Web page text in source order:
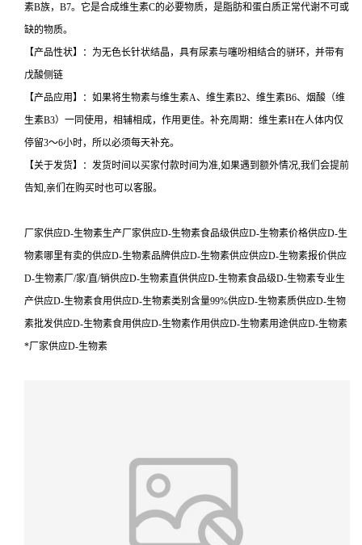
素B族，B7。它是合成维生素C的必要物质，是脂肪和蛋白质正常代谢不可或
缺的物质。
【产品性状】：为无色长针状结晶，具有尿素与噻吩相结合的骈环，并带有
戊酸侧链
【产品应用】：如果将生物素与维生素A、维生素B2、维生素B6、烟酸（维
生素B3）一同使用，相辅相成，作用更佳。补充周期：维生素H在人体内仅
停留3～6小时，所以必须每天补充。
【关于发货】：发货时间以买家付款时间为准,如果遇到额外情况,我们会提前
告知,亲们在购买时也可以客服。
厂家供应D-生物素生产厂家供应D-生物素食品级供应D-生物素价格供应D-生
物素哪里有卖的供应D-生物素品牌供应D-生物素供应供应D-生物素报价供应
D-生物素厂/家/直/销供应D-生物素直供供应D-生物素食品级D-生物素专业生
产供应D-生物素食用供应D-生物素类别含量99%供应D-生物素质供应D-生物
素批发供应D-生物素食用供应D-生物素作用供应D-生物素用途供应D-生物素
*厂家供应D-生物素